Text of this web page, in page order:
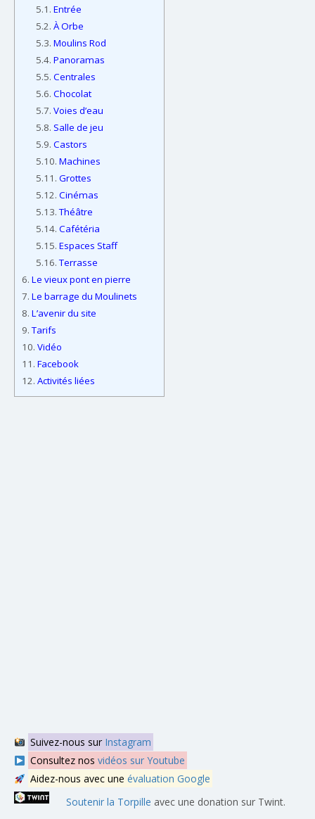
5.1. Entrée
5.2. À Orbe
5.3. Moulins Rod
5.4. Panoramas
5.5. Centrales
5.6. Chocolat
5.7. Voies d’eau
5.8. Salle de jeu
5.9. Castors
5.10. Machines
5.11. Grottes
5.12. Cinémas
5.13.Théâtre
5.14. Cafétéria
5.15. Espaces Staff
5.16.Terrasse
6. Le vieux pont en pierre
7. Le barrage du Moulinets
8. L’avenir du site
9.Tarifs
10. Vidéo
11. Facebook
12. Activités liées
Suivez-nous sur Instagram
Consultez nos vidéos sur Youtube
Aidez-nous avec une évaluation Google
Soutenir la Torpille avec une donation sur Twint.